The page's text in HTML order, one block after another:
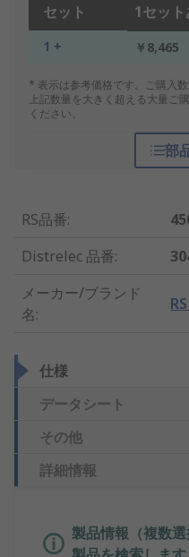
セット 1セッ
1 + ￥8,465
* 表示は参考価格です。ご購入
上記数量を大きく超える大量ご
ください。
部
RS品番:
Distrelec 品番:
メーカー/ブランド
名:
仕様
データシート
その他
詳細情報
製品情報（複数